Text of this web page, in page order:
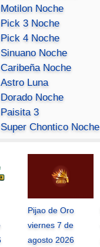
Motilon Noche
Pick 3 Noche
Pick 4 Noche
Sinuano Noche
Caribeña Noche
Astro Luna
Dorado Noche
Paisita 3
Super Chontico Noche
Pijao de Oro
viernes 7 de
agosto 2026